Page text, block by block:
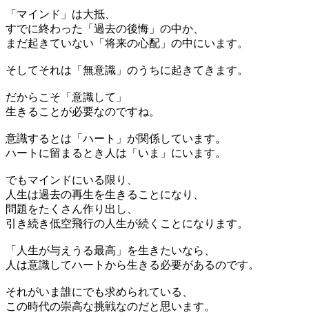
「マインド」は大抵、
すでに終わった「過去の後悔」の中か、
まだ起きていない「将来の心配」の中にいます。
そしてそれは「無意識」のうちに起きてきます。
だからこそ「意識して」
生きることが必要なのですね。
意識するとは「ハート」が関係しています。
ハートに留まるとき人は「いま」にいます。
でもマインドにいる限り、
人生は過去の再生を生きることになり、
問題をたくさん作り出し、
引き続き低空飛行の人生が続くことになります。
「人生が与えうる最高」を生きたいなら、
人は意識してハートから生きる必要があるのです。
それがいま誰にでも求められている、
この時代の崇高な挑戦なのだと思います。